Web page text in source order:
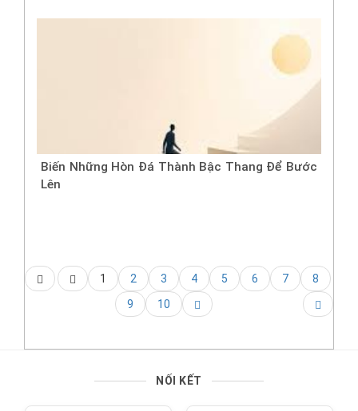
Biến Những Hòn Đá Thành Bậc Thang Để Bước
Lên
1 2 3 4 5 6 7
8
9
10
NỐI KẾT